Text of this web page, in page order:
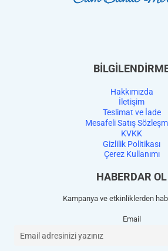
Hakkımızda
İletişim
Teslimat ve İade
Mesafeli Satış
KVKK
Gizlilik Politikası
Çerez Kullanımı
HABERDAR OL
Kampanya ve etkinliklerden
Email